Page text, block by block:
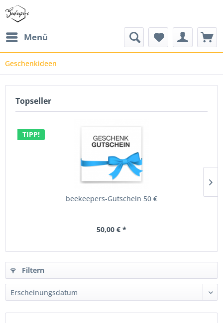
Menü
Geschenkideen
Topseller
TIPP!
beekeepers-Gutschein 50 €
50,00 € *
Filtern